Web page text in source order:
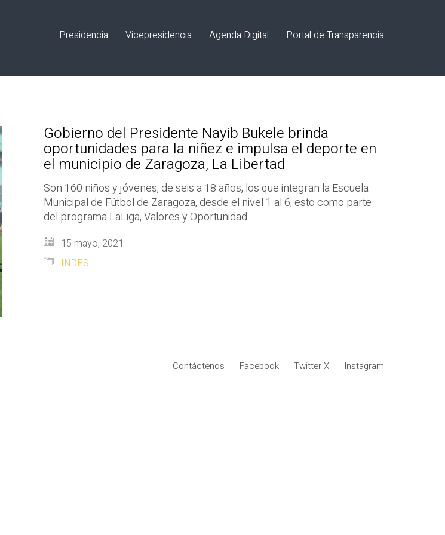
Presidencia Vicepresidencia Agenda Digital Portal de Transparencia
Gobierno del Presidente Nayib Bukele brinda
oportunidades para la niñez e impulsa el deporte en
el municipio de Zaragoza, La Libertad
Son 160 niños y jóvenes, de seis a 18 años, los que integran la Escuela
Municipal de Fútbol de Zaragoza, desde el nivel 1 al 6, esto como parte
del programa LaLiga, Valores y Oportunidad.
15 mayo, 2021
INDES
Contáctenos Facebook Twitter X Instagram